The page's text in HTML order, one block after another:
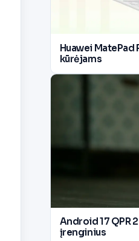
Huawei MatePad
kūrėjams
Android 17 QPR
įrenginius